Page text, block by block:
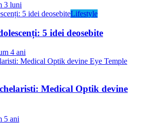
3 luni
Lifestyle
5 idei deosebite
4 ani
Medical Optik devine
5 ani